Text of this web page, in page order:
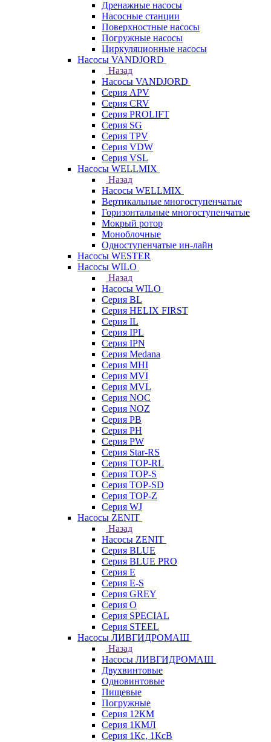
Дренажные насосы
Насосные станции
Поверхностные насосы
Погружные насосы
Циркуляционные насосы
Насосы VANDJORD
Назад
Насосы VANDJORD
Серия APV
Серия CRV
Серия PROLIFT
Серия SG
Серия TPV
Серия VDW
Серия VSL
Насосы WELLMIX
Назад
Насосы WELLMIX
Вертикальные многоступенчатые
Горизонтальные многоступенчатые
Мокрый ротор
Моноблочные
Одноступенчатые ин-лайн
Насосы WESTER
Насосы WILO
Назад
Насосы WILO
Серия BL
Серия HELIX FIRST
Серия IL
Серия IPL
Серия IPN
Серия Medana
Серия MHI
Серия MVI
Серия MVL
Серия NOC
Серия NOZ
Серия PB
Серия PH
Серия PW
Серия Star-RS
Серия TOP-RL
Серия TOP-S
Серия TOP-SD
Серия TOP-Z
Серия WJ
Насосы ZENIT
Назад
Насосы ZENIT
Серия BLUE
Серия BLUE PRO
Серия E
Серия E-S
Серия GREY
Серия O
Серия SPECIAL
Серия STEEL
Насосы ЛИВГИДРОМАШ
Назад
Насосы ЛИВГИДРОМАШ
Двухвинтовые
Одновинтовые
Пищевые
Погружные
Серия 12КМ
Серия 1КМЛ
Серия 1Кс, 1КсВ